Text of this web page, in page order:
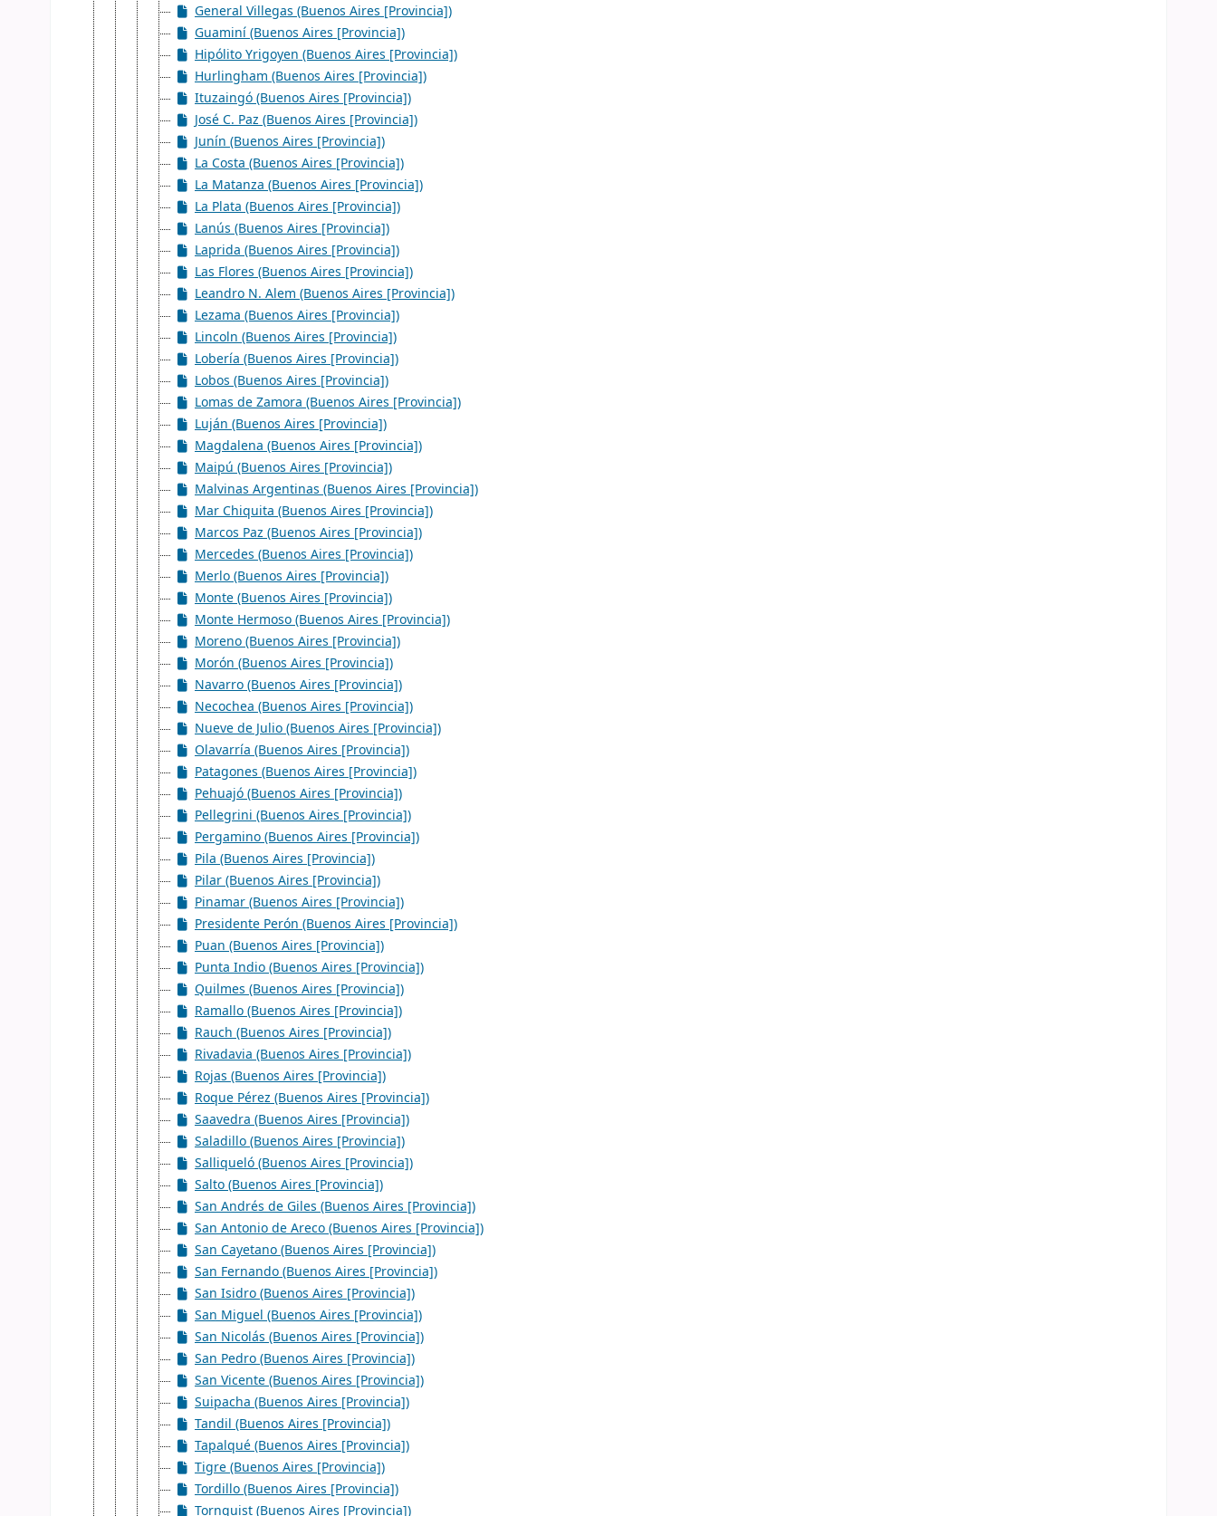
General Villegas (Buenos Aires [Provincia])
Guaminí (Buenos Aires [Provincia])
Hipólito Yrigoyen (Buenos Aires [Provincia])
Hurlingham (Buenos Aires [Provincia])
Ituzaingó (Buenos Aires [Provincia])
José C. Paz (Buenos Aires [Provincia])
Junín (Buenos Aires [Provincia])
La Costa (Buenos Aires [Provincia])
La Matanza (Buenos Aires [Provincia])
La Plata (Buenos Aires [Provincia])
Lanús (Buenos Aires [Provincia])
Laprida (Buenos Aires [Provincia])
Las Flores (Buenos Aires [Provincia])
Leandro N. Alem (Buenos Aires [Provincia])
Lezama (Buenos Aires [Provincia])
Lincoln (Buenos Aires [Provincia])
Lobería (Buenos Aires [Provincia])
Lobos (Buenos Aires [Provincia])
Lomas de Zamora (Buenos Aires [Provincia])
Luján (Buenos Aires [Provincia])
Magdalena (Buenos Aires [Provincia])
Maipú (Buenos Aires [Provincia])
Malvinas Argentinas (Buenos Aires [Provincia])
Mar Chiquita (Buenos Aires [Provincia])
Marcos Paz (Buenos Aires [Provincia])
Mercedes (Buenos Aires [Provincia])
Merlo (Buenos Aires [Provincia])
Monte (Buenos Aires [Provincia])
Monte Hermoso (Buenos Aires [Provincia])
Moreno (Buenos Aires [Provincia])
Morón (Buenos Aires [Provincia])
Navarro (Buenos Aires [Provincia])
Necochea (Buenos Aires [Provincia])
Nueve de Julio (Buenos Aires [Provincia])
Olavarría (Buenos Aires [Provincia])
Patagones (Buenos Aires [Provincia])
Pehuajó (Buenos Aires [Provincia])
Pellegrini (Buenos Aires [Provincia])
Pergamino (Buenos Aires [Provincia])
Pila (Buenos Aires [Provincia])
Pilar (Buenos Aires [Provincia])
Pinamar (Buenos Aires [Provincia])
Presidente Perón (Buenos Aires [Provincia])
Puan (Buenos Aires [Provincia])
Punta Indio (Buenos Aires [Provincia])
Quilmes (Buenos Aires [Provincia])
Ramallo (Buenos Aires [Provincia])
Rauch (Buenos Aires [Provincia])
Rivadavia (Buenos Aires [Provincia])
Rojas (Buenos Aires [Provincia])
Roque Pérez (Buenos Aires [Provincia])
Saavedra (Buenos Aires [Provincia])
Saladillo (Buenos Aires [Provincia])
Salliqueló (Buenos Aires [Provincia])
Salto (Buenos Aires [Provincia])
San Andrés de Giles (Buenos Aires [Provincia])
San Antonio de Areco (Buenos Aires [Provincia])
San Cayetano (Buenos Aires [Provincia])
San Fernando (Buenos Aires [Provincia])
San Isidro (Buenos Aires [Provincia])
San Miguel (Buenos Aires [Provincia])
San Nicolás (Buenos Aires [Provincia])
San Pedro (Buenos Aires [Provincia])
San Vicente (Buenos Aires [Provincia])
Suipacha (Buenos Aires [Provincia])
Tandil (Buenos Aires [Provincia])
Tapalqué (Buenos Aires [Provincia])
Tigre (Buenos Aires [Provincia])
Tordillo (Buenos Aires [Provincia])
Tornquist (Buenos Aires [Provincia])